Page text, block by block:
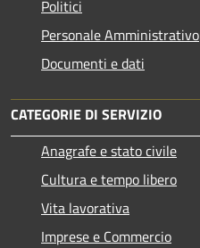
Politici
Personale Amministrativo
Documenti e dati
CATEGORIE DI SERVIZIO
Anagrafe e stato civile
Cultura e tempo libero
Vita lavorativa
Imprese e Commercio